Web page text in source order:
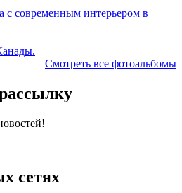
современным интерьером в
Смотреть все фотоальбомы
сетях